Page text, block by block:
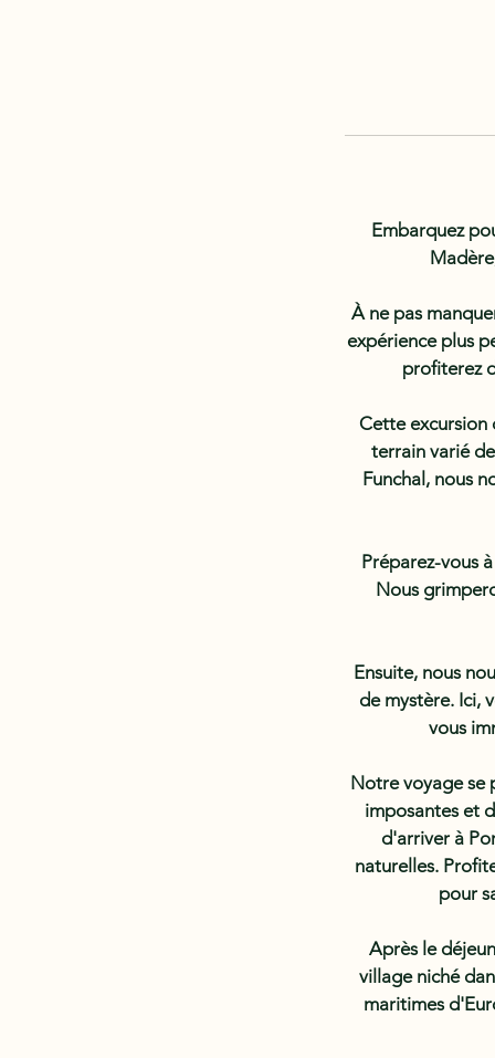
Embarquez
À ne pas
expérience plus
profiterez
Cette excursion
terrain varié
Funchal, nous
Préparez-vous
Nous
Ensuite, nous
de mystère. Ici,
vous
Notre voyage se
imposantes et
d'arriver à
naturelles.
pour
Après le
village niché
maritimes